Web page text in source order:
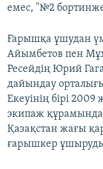
емес, "№2
Ғарышқа ұшудан
Айымбетов пен
Ресейдің Юрий
дайындау
Екеуінің бірі
экипаж құрамында
Қазақстан жағы
ғарышкер